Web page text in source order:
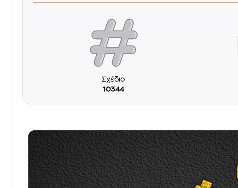
Σχέδιο
10344